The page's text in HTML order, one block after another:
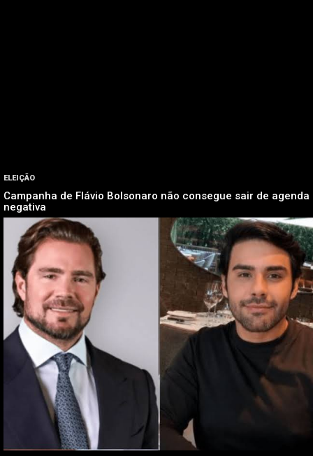
ELEIÇÃO
Campanha de Flávio Bolsonaro não consegue sair de agenda
negativa